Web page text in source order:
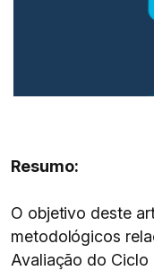
Resumo:
O objetivo deste
metodológicos
Avaliação do Ciclo